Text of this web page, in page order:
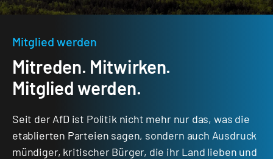
Mitglied werden
Mitreden. Mitwirken.
Mitglied werden.
Seit der AfD ist Politik nicht mehr nur das, was die
etablierten Parteien sagen, sondern auch Ausdruck
mündiger, kritischer Bürger, die ihr Land lieben und